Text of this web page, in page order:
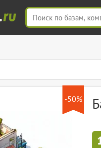
-50%